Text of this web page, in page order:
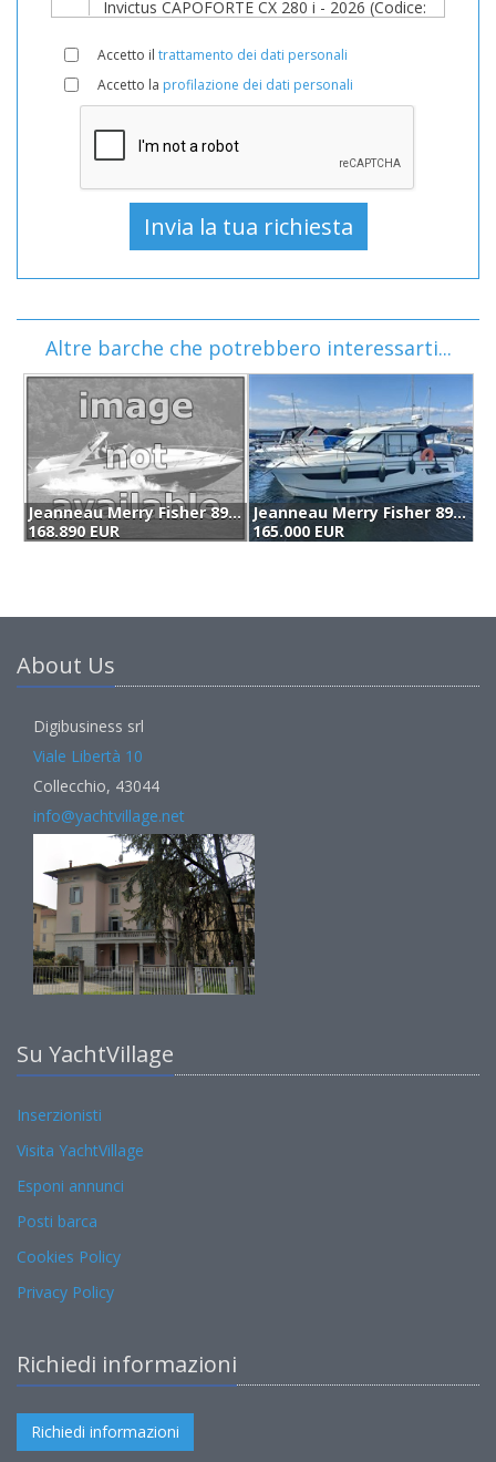
Accetto il trattamento dei dati personali
Accetto la profilazione dei dati personali
Altre barche che potrebbero interessarti...
Jeanneau Merry Fisher 895 (2022)
165.000 EUR
Jeanneau Cap Camarat 9.0 Wa (2021)
155.000 EUR
About Us
Digibusiness srl
Viale Libertà 10
Collecchio, 43044
info@yachtvillage.net
Su YachtVillage
Inserzionisti
Visita YachtVillage
Esponi annunci
Posti barca
Cookies Policy
Privacy Policy
Richiedi informazioni
Richiedi informazioni